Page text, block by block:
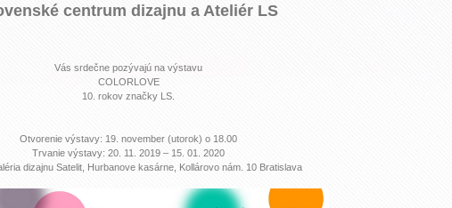
centrum dizajnu a Ateliér LS
Vás srdečne pozývajú na výstavu
COLORLOVE
10. rokov značky LS.
Otvorenie výstavy: 19. november (utorok) o 18.00
Trvanie výstavy: 20. 11. 2019 – 15. 01. 2020
dizajnu Satelit, Hurbanove kasárne, Kollárovo nám. 10 Bratislava